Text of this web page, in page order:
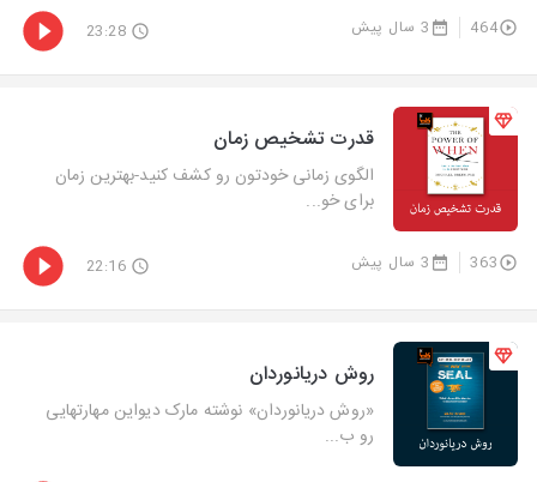
464 3 سال پیش 23:28
قدرت تشخیص زمان
الگوی زمانی خودتون رو کشف کنید-بهترین زمان
برای خو...
363 3 سال پیش 22:16
روش دریانوردان
«روش دریانوردان» نوشته مارک دیواین مهارت­هایی
رو ب...